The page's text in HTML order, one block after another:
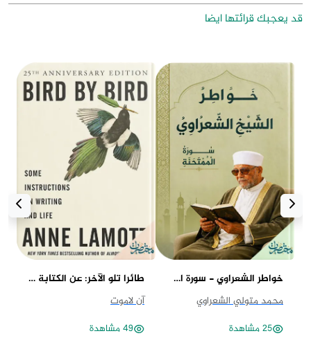
قد يعجبك قرائتها ايضا
خواطر الشعراوي - سورة الممتحنة
محمد متولي الشعراوي
25 مشاهدة
طائرا تلو الآخر: عن الكتابة والحياة
آن لاموت
49 مشاهدة